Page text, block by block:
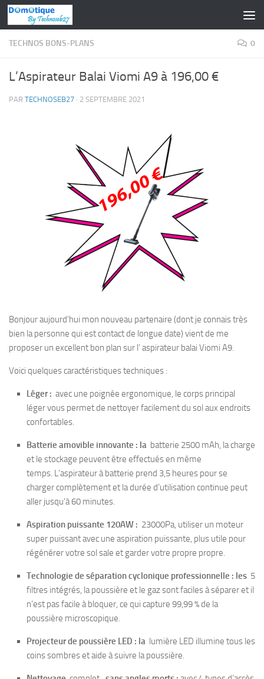
Skip to content
TECHNOS BONS-PLANS 0
L’Aspirateur Balai Viomi A9 à 196,00 €
PAR TECHNOSEB27 · 2 SEPTEMBRE 2021
Bonjour aujourd’hui mon nouveau partenaire (dont je connais très
bien la personne qui est contact de longue date) vient de me
proposer un excellent bon plan sur l’ aspirateur balai Viomi A9.
Voici quelques caractéristiques techniques :
Léger : avec une poignée ergonomique, le corps principal
léger vous permet de nettoyer facilement du sol aux endroits
confortables.
Batterie amovible innovante : la batterie 2500 mAh, la charge
et le stockage peuvent être effectués en même
temps. L’aspirateur à batterie prend 3,5 heures pour se
charger complètement et la durée d’utilisation continue peut
aller jusqu’à 60 minutes.
Aspiration puissante 120AW : 23000Pa, utiliser un moteur
super puissant avec une aspiration puissante, plus utile pour
régénérer votre sol sale et garder votre propre propre.
Technologie de séparation cyclonique professionnelle : les 5
filtres intégrés, la poussière et le gaz sont faciles à séparer et il
n’est pas facile à bloquer, ce qui capture 99,99 % de la
poussière microscopique.
Projecteur de poussière LED : la lumière LED illumine tous les
coins sombres et aide à suivre la poussière.